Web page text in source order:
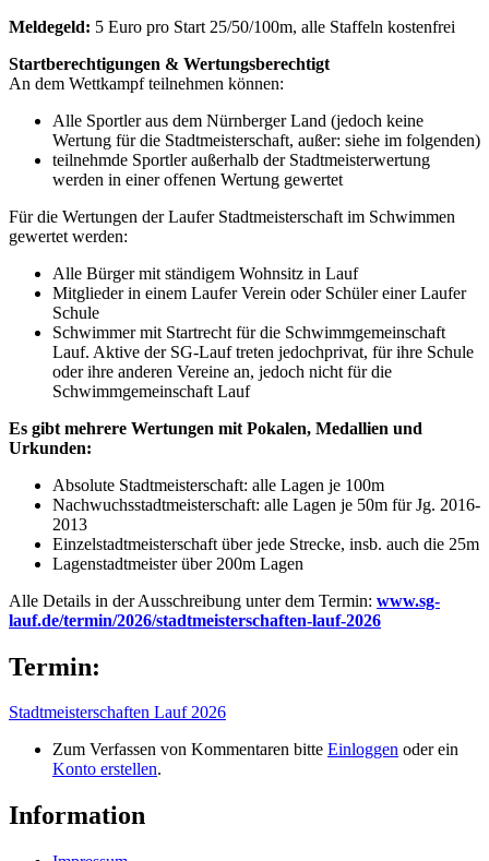
Meldegeld: 5 Euro pro Start 25/50/100m, alle Staffeln kostenfrei
Startberechtigungen & Wertungsberechtigt
An dem Wettkampf teilnehmen können:
Alle Sportler aus dem Nürnberger Land (jedoch keine
Wertung für die Stadtmeisterschaft, außer: siehe im folgenden)
teilnehmde Sportler außerhalb der Stadtmeisterwertung
werden in einer offenen Wertung gewertet
Für die Wertungen der Laufer Stadtmeisterschaft im Schwimmen
gewertet werden:
Alle Bürger mit ständigem Wohnsitz in Lauf
Mitglieder in einem Laufer Verein oder Schüler einer Laufer
Schule
Schwimmer mit Startrecht für die Schwimmgemeinschaft
Lauf. Aktive der SG-Lauf treten jedochprivat, für ihre Schule
oder ihre anderen Vereine an, jedoch nicht für die
Schwimmgemeinschaft Lauf
Es gibt mehrere Wertungen mit Pokalen, Medallien und
Urkunden:
Absolute Stadtmeisterschaft: alle Lagen je 100m
Nachwuchsstadtmeisterschaft: alle Lagen je 50m für Jg. 2016-
2013
Einzelstadtmeisterschaft über jede Strecke, insb. auch die 25m
Lagenstadtmeister über 200m Lagen
Alle Details in der Ausschreibung unter dem Termin: www.sg-
lauf.de/termin/2026/stadtmeisterschaften-lauf-2026
Termin:
Stadtmeisterschaften Lauf 2026
Zum Verfassen von Kommentaren bitte Einloggen oder ein
Konto erstellen.
Information